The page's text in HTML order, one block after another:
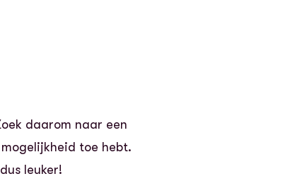
daarom naar een
toe hebt.
leuker!